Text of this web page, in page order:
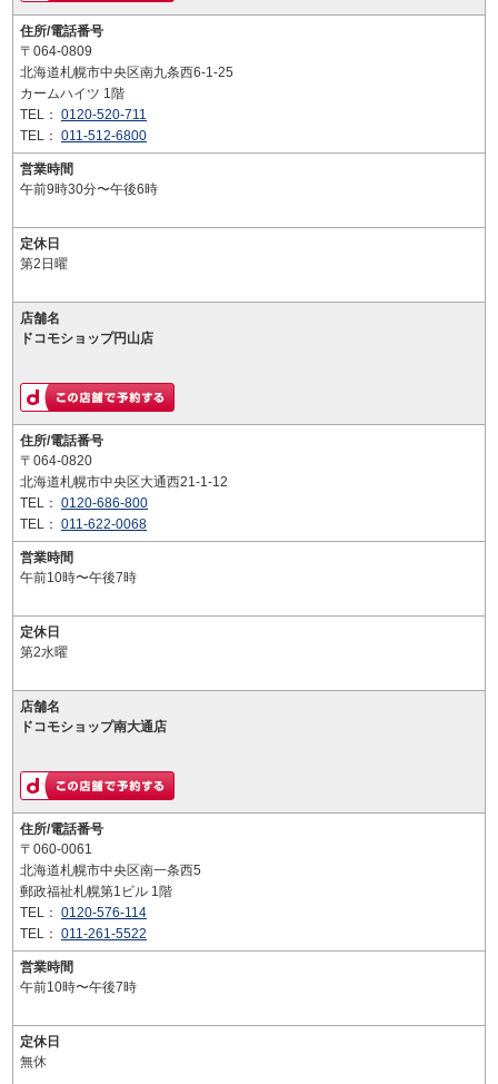
住所/電話番号
〒064-0809
北海道札幌市中央区南九条西6-1-25
カームハイツ 1階
TEL： 0120-520-711
TEL： 011-512-6800
営業時間
午前9時30分〜午後6時
定休日
第2日曜
店舗名
ドコモショップ円山店
住所/電話番号
〒064-0820
北海道札幌市中央区大通西21-1-12
TEL： 0120-686-800
TEL： 011-622-0068
営業時間
午前10時〜午後7時
定休日
第2水曜
店舗名
ドコモショップ南大通店
住所/電話番号
〒060-0061
北海道札幌市中央区南一条西5
郵政福祉札幌第1ビル 1階
TEL： 0120-576-114
TEL： 011-261-5522
営業時間
午前10時〜午後7時
定休日
無休